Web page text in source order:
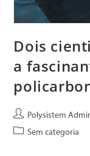
Dois
a
Polysistem
Sem categoria